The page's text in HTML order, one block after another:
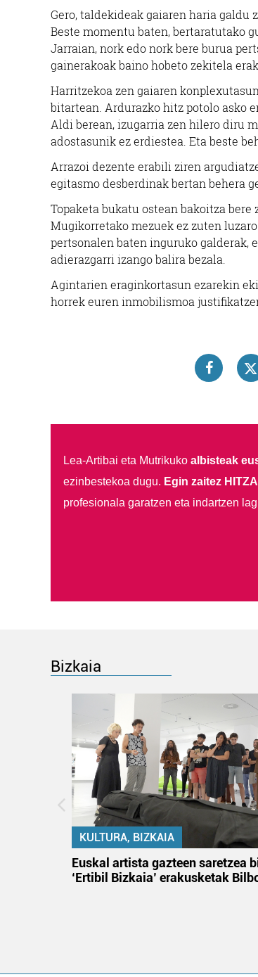
Gero, taldekideak gaiaren haria galdu
Beste momentu baten, bertaratutako
Jarraian, nork edo nork bere burua
gainerakoak baino hobeto zekitela
Harritzekoa zen gaiaren
bitartean. Ardurazko hitz potolo asko
Aldi berean, izugarria zen hilero diru
adostasunik ez erdiestea. Eta beste
Arrazoi dezente erabili ziren
egitasmo desberdinak bertan behera
Topaketa bukatu ostean bakoitza
Mugikorretako mezuek ez zuten
pertsonalen baten inguruko galderak,
adierazgarri izango balira bezala.
Agintarien eraginkortasun ezarekin
horrek euren inmobilismoa
Lea-Artibai eta Mutrikuko albisteak
ezinbestekoa dugu. Egin zaitez
profesionala garatzen eta indartzen
Bizkaia
KULTURA, BIZKAIA
Euskal artista gazteen saretzea
‘Ertibil Bizkaia’ erakusketak